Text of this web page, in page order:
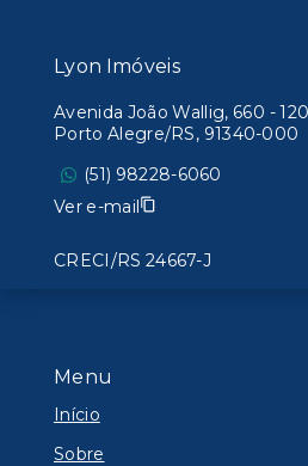
Menu
Início
Sobre
Lyon Imóveis
Avenida João Wallig, 660 -
Porto Alegre/RS, 91340-000
(51) 98228-6060
Ver e-mail
CRECI/RS 24667-J